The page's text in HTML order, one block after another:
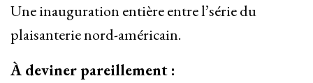
Une inauguration entière entre l’série du
plaisanterie nord-américain.
À deviner pareillement :